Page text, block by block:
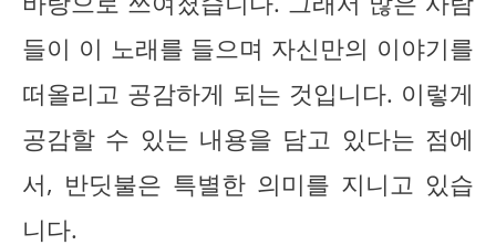
들이 이 노래를 들으며 자신만의 이야기를
떠올리고 공감하게 되는 것입니다. 이렇게
공감할 수 있는 내용을 담고 있다는 점에
서, 반딧불은 특별한 의미를 지니고 있습
니다.